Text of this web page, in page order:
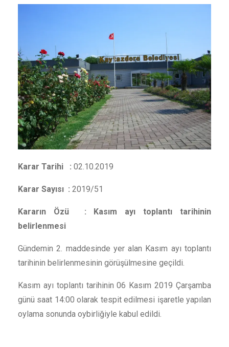
Karar Tarihi : 02.10.2019
Karar Sayısı : 2019/51
Kararın Özü : Kasım ayı toplantı tarihinin
belirlenmesi
Gündemin 2.
maddesinde yer alan Kasım ayı toplantı
tarihinin belirlenmesinin görüşülmesine geçildi.
Kasım ayı toplantı tarihinin 06 Kasım 2019 Çarşamba
günü saat 14:00 olarak tespit edilmesi işaretle yapılan
oylama sonunda oybirliğiyle kabul edildi.